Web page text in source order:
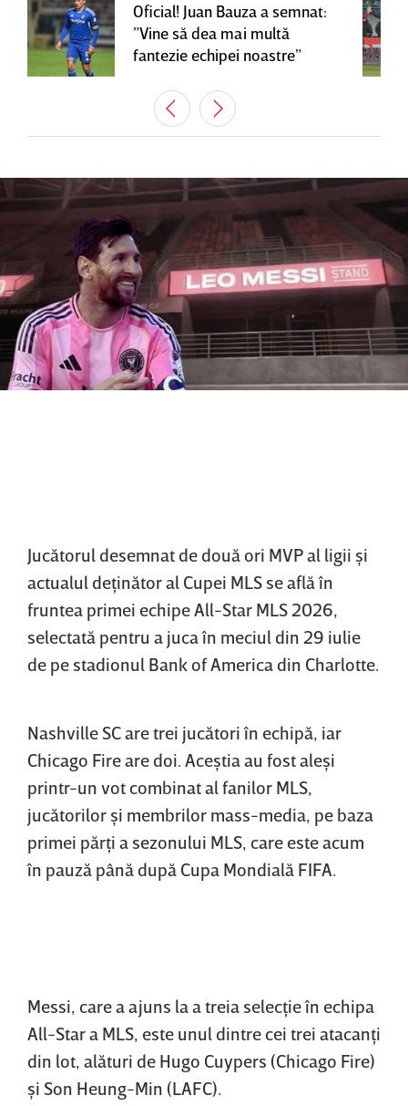
Oficial! Juan Bauza a semnat:
”Vine să dea mai multă
fantezie echipei noastre”
Jucătorul desemnat de două ori MVP al ligii şi
actualul deţinător al Cupei MLS se află în
fruntea primei echipe All-Star MLS 2026,
selectată pentru a juca în meciul din 29 iulie
de pe stadionul Bank of America din Charlotte.
Nashville SC are trei jucători în echipă, iar
Chicago Fire are doi. Aceştia au fost aleşi
printr-un vot combinat al fanilor MLS,
jucătorilor şi membrilor mass-media, pe baza
primei părţi a sezonului MLS, care este acum
în pauză până după Cupa Mondială FIFA.
Messi, care a ajuns la a treia selecţie în echipa
All-Star a MLS, este unul dintre cei trei atacanţi
din lot, alături de Hugo Cuypers (Chicago Fire)
şi Son Heung-Min (LAFC).